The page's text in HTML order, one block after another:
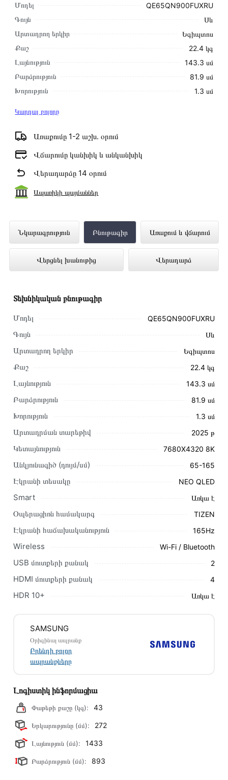
Մոդել
QE65QN900FUXRU
Գույն
Սև
Արտադրող երկիր
Եգիպտոս
Քաշ
22.4 կգ
Լայնություն
143.3 սմ
Բարձրություն
81.9 սմ
Խորություն
1.3 սմ
Կարդալ բոլորը
Առաքումը 1-2 աշխ․ օրում
Վճարումը կանխիկ և անկանխիկ
Վերադարձը 14 օրում
Ապառիկի պայմաններ
Նկարագրություն Բնութագիր Առաքում և վճարում
Վերցնել խանութից Վերադարձ
Հեռուստացույց SAMSUNG
QE65QN900FUXRU ներկայացված է
Technomix առցանց խանութում լավագույն
Այս ապրանքը գնելու համար սեղմեք
զամբյուղին»
կամ սեղմեք
Կարող եք նաև պատվիրել՝ զանգահարելով կայքում նշված
կոնտակտային համարներին։
Կայքում տվյալ ապրանքի՝ Հեռուստացույց SAMSUNG
QE65QN900FUXRU առաքման և վճարման պայմանները
Մեր պրոֆեսիոնալ մենեջերները կմշակեն պատվերը և
կկապվեն ձեզ հետ՝ համաձայնեցնելու առաքման
պայմանները։ Նախքան առցանց պատվեր տեղադրելը,
խորհուրդ ենք տալիս կարդալ նկարագրությունը,
Տվյալ ապրանքը սետիֆիկացված է և համպատասխանում է
կատարվում է 14 օրվա ընթացքում:
Տեխնիկական բնութագիր
Մոդել QE65QN900FUXRU
Գույն Սև
Արտադրող երկիր Եգիպտոս
Քաշ 22.4 կգ
Լայնություն 143.3 սմ
Բարձրություն 81.9 սմ
Խորություն 1.3 սմ
Արտադրման տարեթիվ 2025 թ
Կետայնություն 7680X4320 8K
Անկյունագիծ (դույմ/սմ) 65-165
Էկրանի տեսակը NEO QLED
Smart Առկա է
Օպերացիոն համակարգ TIZEN
Էկրանի հաճախականություն 165Hz
Wireless Wi-Fi / Bluetooth
USB մուտքերի քանակ 2
HDMI մուտքերի քանակ 4
HDR 10+ Առկա է
SAMSUNG
Օրիգինալ ապրանք
Բրենդի բոլոր
ապրանքները
Լոգիստիկ ինֆորմացիա
Փաթեթի քաշը (կգ): 43
Երկարությունը (մմ): 272
Լայնություն (մմ): 1433
Բարձրություն (մմ): 893